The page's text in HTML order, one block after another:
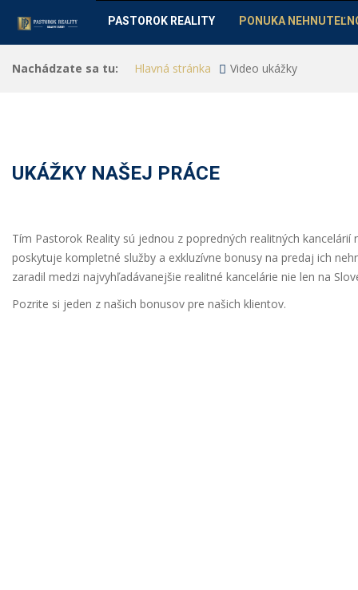
PASTOROK REALITY PONUKA
Nachádzate sa tu: Hlavná stránka Video ukážky
UKÁŽKY NAŠEJ PRÁCE
Tím Pastorok Reality sú jednou z popredných realitných
poskytuje kompletné služby a exkluzívne bonusy na predaj ich
zaradil medzi najvyhľadávanejšie realitné kancelárie nie len na
Pozrite si jeden z našich bonusov pre našich klientov.